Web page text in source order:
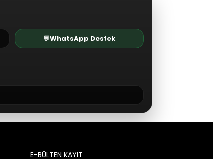
💬WhatsApp Destek
E-BÜLTEN KAYIT